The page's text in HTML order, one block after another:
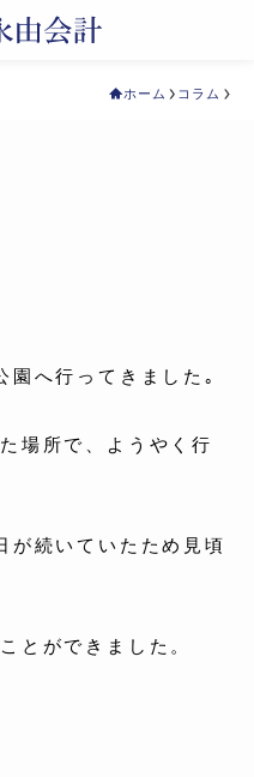
ホーム コラム
園へ行ってきました｡
場所で、ようやく行
が続いていたため見頃
とができました。